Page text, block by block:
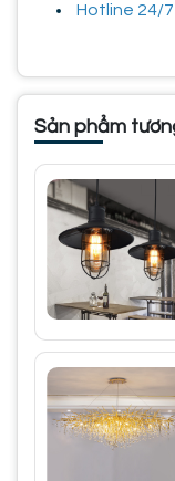
Hotline 24/7
Sản phẩm